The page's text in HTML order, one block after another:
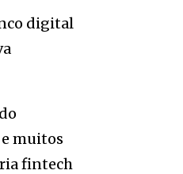
digital
muitos
fintech